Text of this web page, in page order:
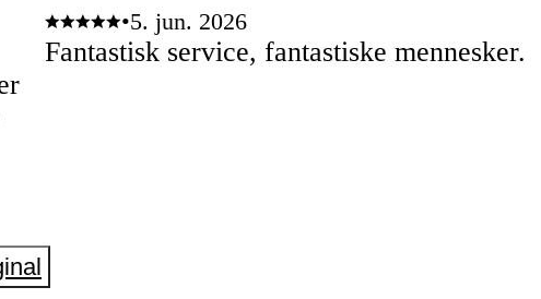
•5. jun. 2026
Fantastisk service, fantastiske mennesker.